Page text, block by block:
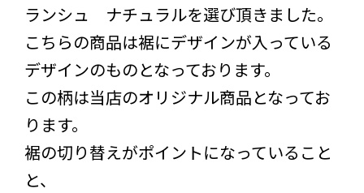
ランシュ ナチュラルを選び頂きました。
こちらの商品は裾にデザインが入っている
デザインのものとなっております。
この柄は当店のオリジナル商品となってお
ります。
裾の切り替えがポイントになっていること
と、